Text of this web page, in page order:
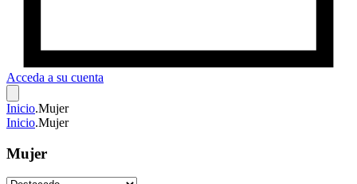
Acceda a su cuenta
Inicio.Mujer
Inicio.Mujer
Mujer